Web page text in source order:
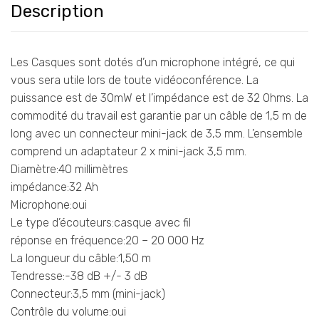
Description
Les Casques sont dotés d’un microphone intégré, ce qui
vous sera utile lors de toute vidéoconférence. La
puissance est de 30mW et l’impédance est de 32 Ohms. La
commodité du travail est garantie par un câble de 1,5 m de
long avec un connecteur mini-jack de 3,5 mm. L’ensemble
comprend un adaptateur 2 x mini-jack 3,5 mm.
Diamètre:40 millimètres
impédance:32 Ah
Microphone:oui
Le type d’écouteurs:casque avec fil
réponse en fréquence:20 – 20 000 Hz
La longueur du câble:1,50 m
Tendresse:-38 dB +/- 3 dB
Connecteur:3,5 mm (mini-jack)
Contrôle du volume:oui